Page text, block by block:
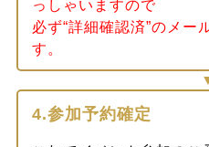
っしゃいますので
必ず“詳細確認済”のメー
す。
4.参加予約確定